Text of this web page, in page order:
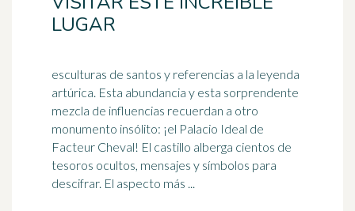
LUGAR
esculturas de santos y referencias a la leyenda
artúrica. Esta abundancia y esta sorprendente
mezcla de influencias recuerdan a otro
monumento insólito: ¡el Palacio Ideal de
Facteur Cheval! El castillo alberga cientos de
tesoros ocultos, mensajes y símbolos para
descifrar. El aspecto más ...